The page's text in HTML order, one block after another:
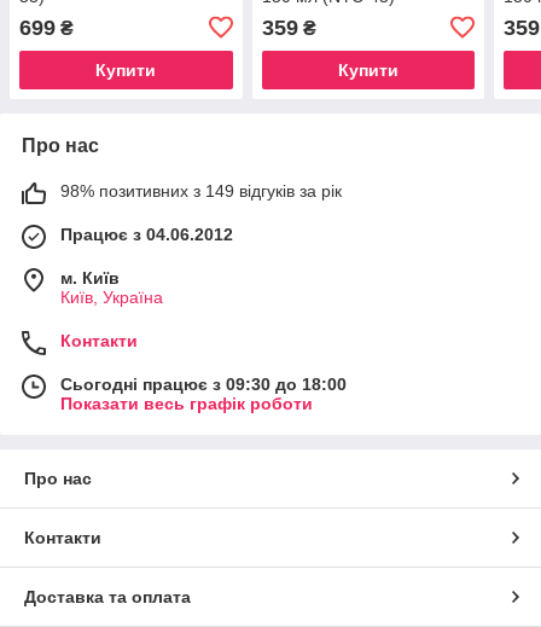
699 ₴
Купити
359₴
Купити
359
Про нас
98% позитивних з 149 відгуків за рік
Працює з 04.06.2012
м. Київ
Київ, Україна
Контакти
Сьогодні працює з 09:30 до 18:00
Показати весь графік роботи
Про нас
Контакти
Доставка та оплата